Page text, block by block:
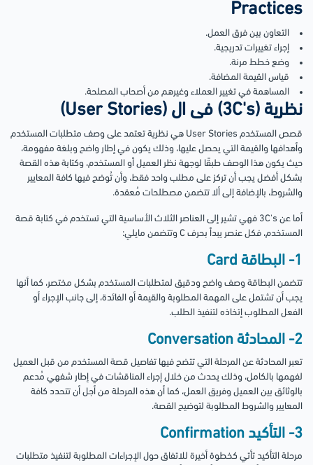
Practices
التعاون بين فرق العمل.
إجراء تغييرات تدريجية.
وضع خطط مرنة.
قياس القيمة المضافة.
المساهمة في تغيير العملاء وغيرهم من أصحاب المصلحة.
نظرية (3C's) فى ال (User Stories)
قصص المستخدم User Stories هي نظرية تعتمد على وصف متطلبات المستخدم
وأهدافها والقيمة التي يحصل عليها، وذلك يكون في إطار واضح وبلغة مفهومة،
حيث يكون هذا الوصف طبقًا لوجهة نظر العميل أو المستخدم، وكتابة هذه القصة
بشكل أفضل يجب أن تركز على مطلب واحد فقط، وأن تُوضح فيها كافة المعايير
والشروط، بالإضافة إلى ألا تتضمن مصطلحات مُعقدة.
أما عن 3C's فهي تشير إلى العناصر الثلاث الأساسية التي تستخدم في كتابة قصة
المستخدم، فكل عنصر يبدأ بحرف C وتتضمن مايلي:
1- البطاقة Card
تتضمن البطاقة وصف واضح ودقيق لمتطلبات المستخدم بشكل مختصر، كما أنها
يجب أن تشتمل على المهمة المطلوبة والقيمة أو الفائدة، إلى جانب الإجراء أو
الفعل المطلوب إتخاذه لتنفيذ الطلب.
2- المحادثة Conversation
تعبر المحادثة عن المرحلة التي تتضح فيها تفاصيل قصة المستخدم من قبل العميل
لفهمها بالكامل، وذلك يحدث من خلال إجراء المناقشات في إطار شفهي مُدعم
بالوثائق بين العميل وفريق العمل، كما أن هذه المرحلة من أجل أن تتحدد كافة
المعايير والشروط المطلوبة لتوضيح القصة.
3- التأكيد Confirmation
مرحلة التأكيد تأتي كخطوة أخيرة للاتفاق حول الإجراءات المطلوبة لتنفيذ متطلبات